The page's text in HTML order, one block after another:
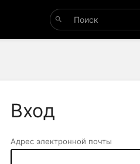
Вход
Адрес электронной почты